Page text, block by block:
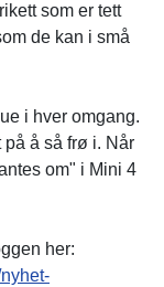
som er tett
de kan i små
i hver omgang.
på å så frø i. Når
om" i Mini 4
her: